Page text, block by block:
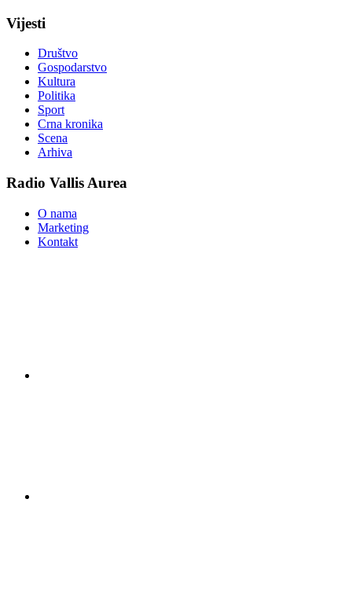
Vijesti
Društvo
Gospodarstvo
Kultura
Politika
Sport
Crna kronika
Scena
Arhiva
Radio Vallis Aurea
O nama
Marketing
Kontakt